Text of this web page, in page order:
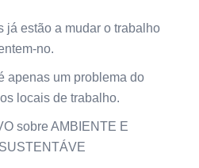
já estão a mudar o trabalho
no.
apenas um problema do
locais de trabalho.
sobre AMBIENTE E